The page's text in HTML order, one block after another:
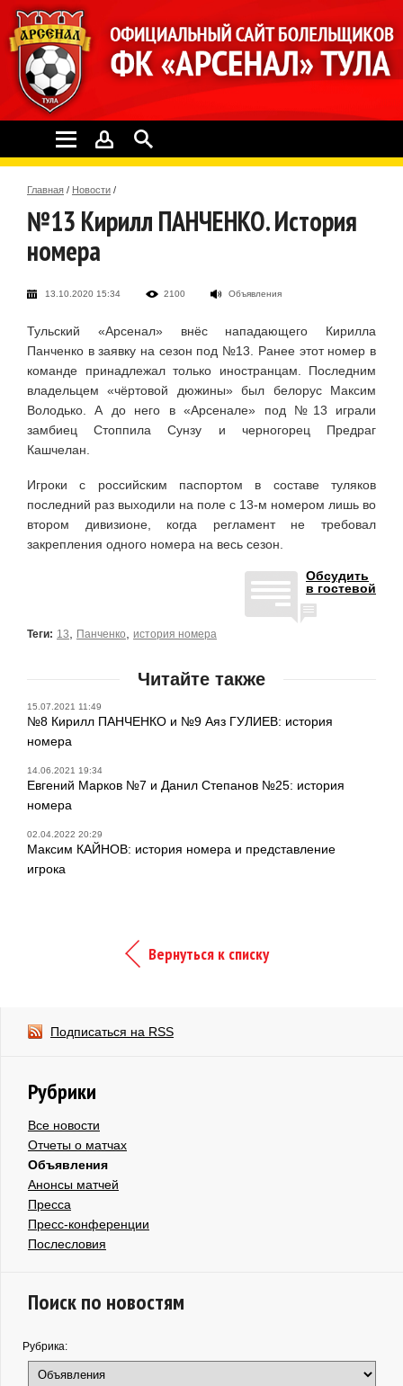
Главная / Новости /
№13 Кирилл ПАНЧЕНКО. История
номера
13.10.2020 15:34 2100 Объявления
Тульский «Арсенал» внёс нападающего Кирилла
Панченко в заявку на сезон под №13. Ранее этот номер в
команде принадлежал только иностранцам. Последним
владельцем «чёртовой дюжины» был белорус Максим
Володько. А до него в «Арсенале» под №13 играли
замбиец Стоппила Сунзу и черногорец Предраг
Кашчелан.
Игроки с российским паспортом в составе туляков
последний раз выходили на поле с 13-м номером лишь во
втором дивизионе, когда регламент не требовал
закрепления одного номера на весь сезон.
Обсудить
в гостевой
Теги: 13 Панченко история номера
Читайте также
15.07.2021 11:49
№8 Кирилл ПАНЧЕНКО и №9 Аяз ГУЛИЕВ: история
номера
14.06.2021 19:34
Евгений Марков №7 и Данил Степанов №25: история
номера
02.04.2022 20:29
Максим КАЙНОВ: история номера и представление
игрока
Вернуться к списку
Подписаться на RSS
Рубрики
Все новости
Отчеты о матчах
Объявления
Анонсы матчей
Пресса
Пресс-конференции
Послесловия
Поиск по новостям
Рубрика: